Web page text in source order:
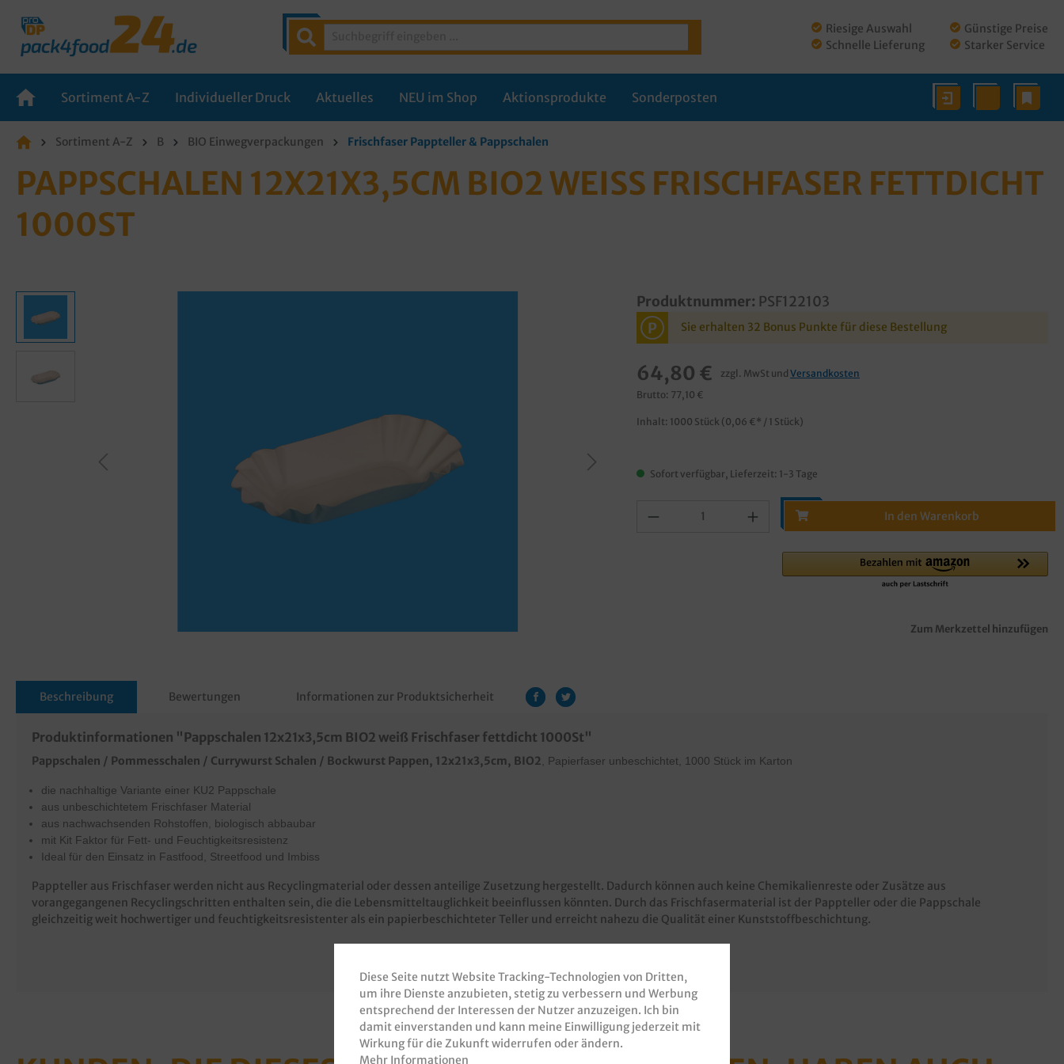
Riesige Auswahl
Schnelle Lieferung
Günstige Preise
Starker Service
Sortiment A-Z Individueller Druck Aktuelles NEU im Shop Aktionsprodukte Sonderposten
Sortiment A-Z B BIO Einwegverpackungen Frischfaser Pappteller & Pappschalen
PAPPSCHALEN 12X21X3,5CM BIO2 WEISS FRISCHFASER FETTDICHT 1
000ST
Produktnummer: PSF122103
P Sie erhalten 32 Bonus Punkte für diese Bestellung
64,80 € zzgl. MwSt und Versandkosten
Brutto: 77,10 €
Inhalt: 1000 Stück (0,06 €* / 1 Stück)
Sofort verfügbar, Lieferzeit: 1-3 Tage
In den Warenkorb
Zum Merkzettel hinzufügen
Beschreibung Bewertungen Informationen zur Produktsicherheit
Produktinformationen "Pappschalen 12x21x3,5cm BIO2 weiß Frischfaser fettdicht 1000St"
Pappschalen / Pommesschalen / Currywurst Schalen / Bockwurst Pappen, 12x21x3,5cm, BIO2 , Papierfaser unbeschichtet, 1 000 Stück im Karton
die nachhaltige Variante einer KU2 Pappschale
aus unbeschichtetem Frischfaser Material
aus nachwachsenden Rohstoffen, biologisch abbaubar
mit Kit Faktor für Fett- und Feuchtigkeitsresistenz
Ideal für den Einsatz in Fastfood, Streetfood und Imbiss
Pappteller aus Frischfaser werden nicht aus Recyclingmaterial oder dessen anteilige Zusetzung hergestellt. Dadurch können auch keine Chemikalienreste oder Zusätze aus
vorangegangenen Recyclingschritten enthalten sein, die die Lebensmitteltauglichkeit beeinflussen könnten. Durch das Frischfasermaterial ist der Pappteller oder die Pappschale
gleichzeitig weit hochwertiger und feuchtigkeitsresistenter als ein papierbeschichteter Teller und erreicht nahezu die Qualität einer Kunststoffbeschichtung.
Diese Seite nutzt Website Tracking-Technologien von Dritten,
um ihre Dienste anzubieten, stetig zu verbessern und Werbung
entsprechend der Interessen der Nutzer anzuzeigen. Ich bin
damit einverstanden und kann meine Einwilligung jederzeit mit
Wirkung für die Zukunft widerrufen oder ändern.
Mehr Informationen